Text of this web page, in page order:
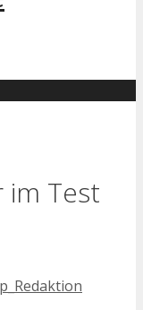
im Test